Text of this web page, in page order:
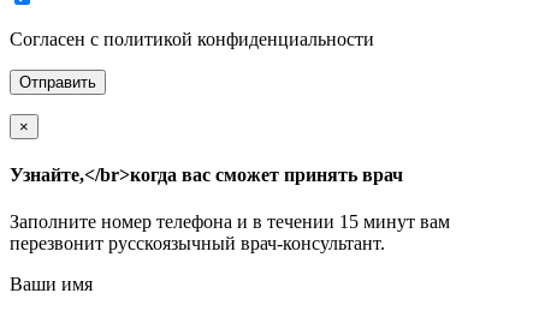
Согласен с политикой конфиденциальности
×
Узнайте,</br>когда вас сможет принять врач
Заполните номер телефона и в течении 15 минут вам
перезвонит русскоязычный врач-консультант.
Ваши имя